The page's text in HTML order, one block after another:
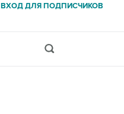
ВХОД ДЛЯ ПОДПИСЧИКОВ